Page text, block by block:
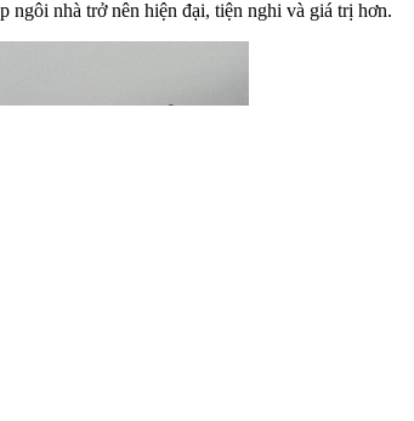
nhà trở nên hiện đại, tiện nghi và giá trị hơn.